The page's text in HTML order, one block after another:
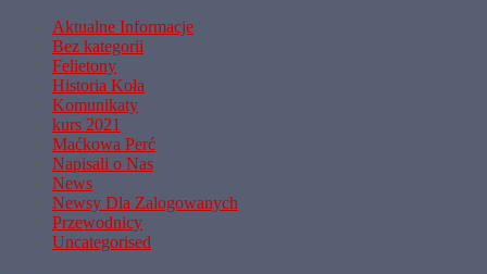
Aktualne Informacje
Bez kategorii
Felietony
Historia Koła
Komunikaty
kurs 2021
Maćkowa Perć
Napisali o Nas
News
Newsy Dla Zalogowanych
Przewodnicy
Uncategorised